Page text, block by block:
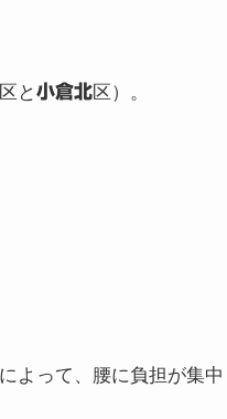
区と小倉北区）。
よって、腰に負担が集中